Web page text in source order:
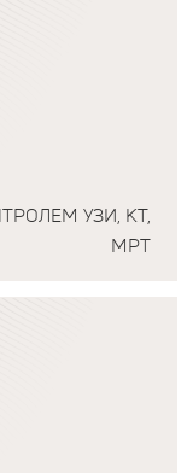
УЗИ, КТ,
МРТ